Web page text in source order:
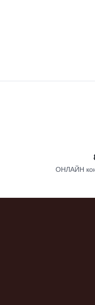
ОНЛАЙН